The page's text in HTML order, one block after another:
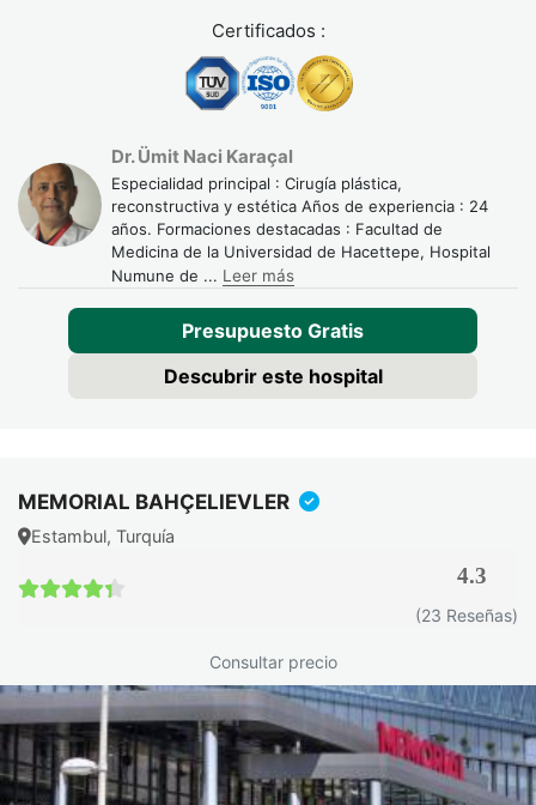
Certificados :
Dr. Ümit Naci Karaçal
Especialidad principal : Cirugía plástica,
reconstructiva y estética Años de experiencia : 24
años. Formaciones destacadas : Facultad de
Medicina de la Universidad de Hacettepe, Hospital
Numune de ... Leer más
Presupuesto Gratis
Descubrir este hospital
MEMORIAL BAHÇELIEVLER
Estambul, Turquía
4.3
(23 Reseñas)
Consultar precio